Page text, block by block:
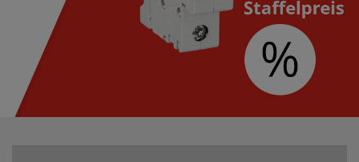
websale_ac
ws8_pferdekaemper_01-aa_sid
Diese Cookies sind essenziell für die Funktion des